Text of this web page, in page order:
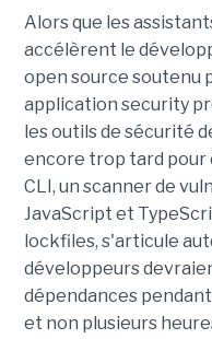
Alors que les
accélèrent le
open source soutenu
application security
les outils de sécurité
encore trop tard pour
CLI, un scanner de
JavaScript et
lockfiles, s'articule
développeurs
dépendances
et non plusieurs